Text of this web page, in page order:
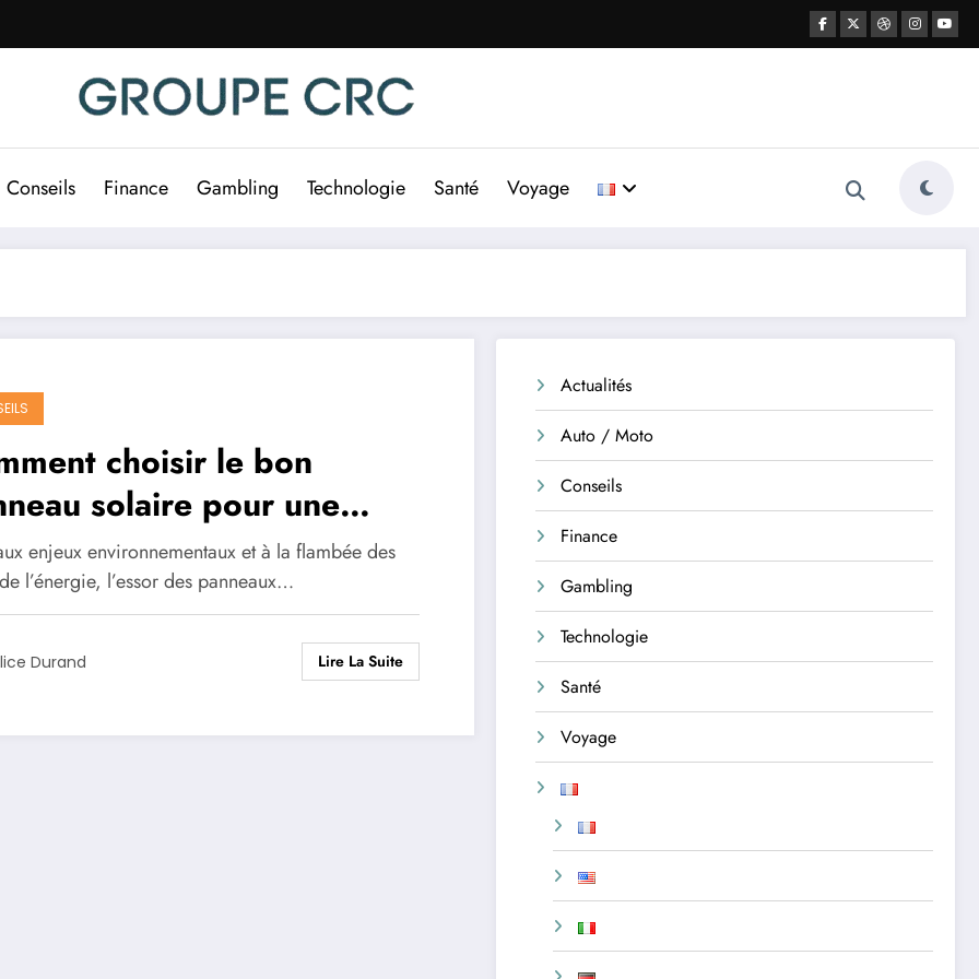
Conseils Finance Gambling Technologie Santé Voyage
choisir le bon
solaire pour une
écologique
enjeux environnementaux et à la flambée des
l’énergie, l’essor des panneaux…
Durand Lire La Suite
Actualités
Auto / Moto
Conseils
Finance
Gambling
Technologie
Santé
Voyage